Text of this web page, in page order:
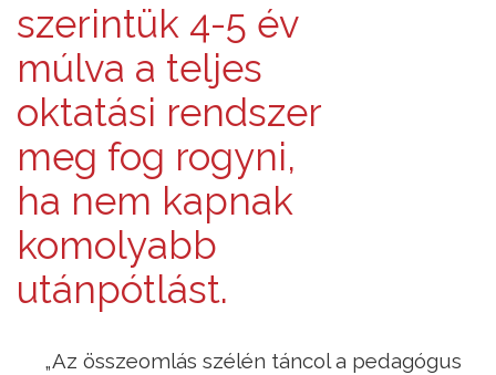
szerintük 4-5 év
múlva a teljes
oktatási rendszer
meg fog rogyni,
ha nem kapnak
komolyabb
utánpótlást.
„Az összeomlás szélén táncol a pedagógus